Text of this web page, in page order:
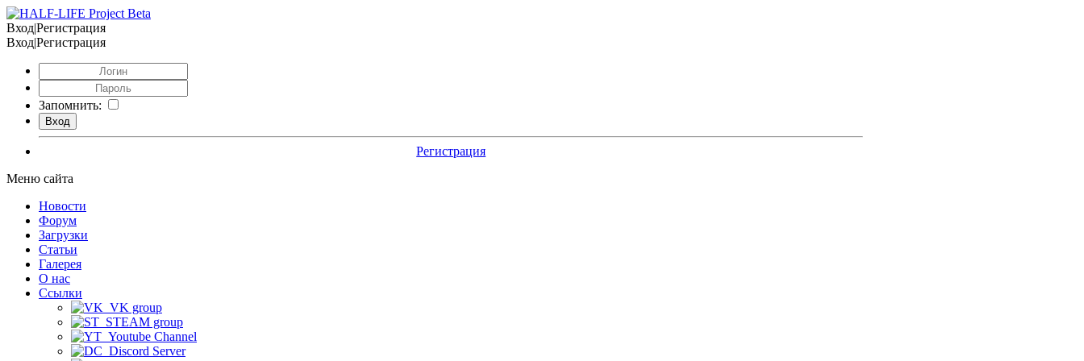
Вход|Регистрация
Вход|Регистрация
Запомнить:
Регистрация
Меню сайта
Новости
Форум
Загрузки
Статьи
Галерея
О нас
Ссылки
VK group
STEAM group
Youtube Channel
Discord Server